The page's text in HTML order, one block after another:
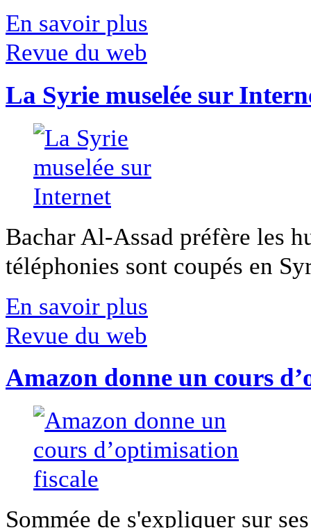
En savoir plus
Revue du web
La Syrie muselée sur
Bachar Al-Assad préfère les
téléphonies sont coupés en
En savoir plus
Revue du web
Amazon donne un cours
Sommée de s'expliquer sur